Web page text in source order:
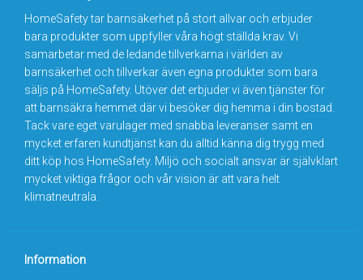
HomeSafety tar barnsäkerhet på stort allvar och erbjuder
bara produkter som uppfyller våra högt ställda krav. Vi
samarbetar med de ledande tillverkarna i världen av
barnsäkerhet och tillverkar även egna produkter som bara
säljs på HomeSafety. Utöver det erbjuder vi även tjänster för
att barnsäkra hemmet där vi besöker dig hemma i din bostad.
Tack vare eget varulager med snabba leveranser samt en
mycket erfaren kundtjänst kan du alltid känna dig trygg med
ditt köp hos HomeSafety. Miljö och socialt ansvar är självklart
mycket viktiga frågor och vår vision är att vara helt
klimatneutrala.
Information